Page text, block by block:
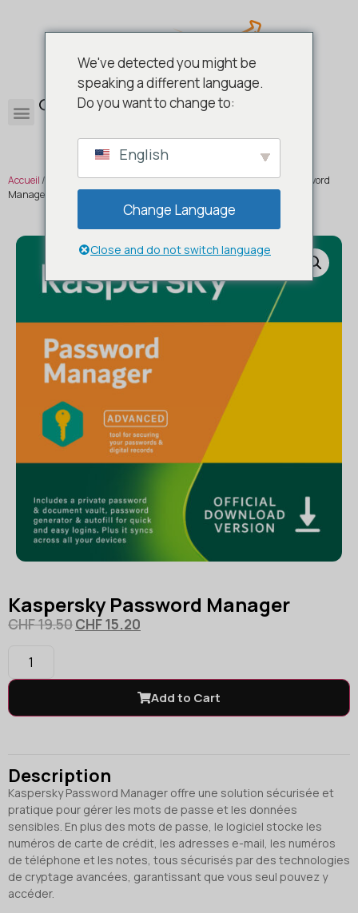
0
Accueil / Antivirus et sécurité/Antivirus/Kaspersky/ Kaspersky Password
Manager
Kaspersky Password Manager
CHF19.50CHF15.20
Add to Cart
Description
Kaspersky Password Manager offre une solution sécurisée et
pratique pour gérer les mots de passe et les données
sensibles. En plus des mots de passe, le logiciel stocke les
numéros de carte de crédit, les adresses e-mail, les numéros
de téléphone et les notes, tous sécurisés par des technologies
de cryptage avancées, garantissant que vous seul pouvez y
accéder.
We've detected you might be
speaking a different language.
Do you want to change to:
English
Change Language
Close and do not switch language